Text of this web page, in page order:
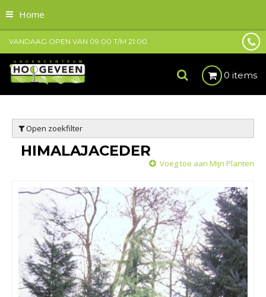
Home
VANDAAG OPEN VAN 09:00 T/M 21:00
0 items
Open zoekfilter
HIMALAJACEDER
Voeg toe aan Mijn Planten